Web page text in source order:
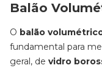
Balão
O balão
fundamental para
geral, de vidro